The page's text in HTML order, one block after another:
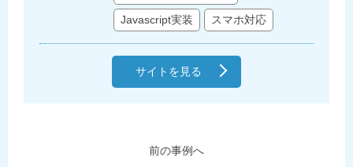
Javascript実装 スマホ対応
サイトを見る
前の事例へ